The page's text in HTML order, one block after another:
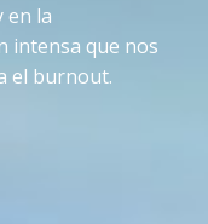
en la
intensa que nos
el burnout.